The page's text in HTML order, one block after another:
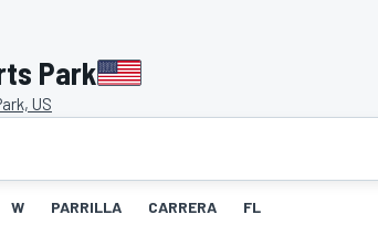
Park
US
W PARRILLA CARRERA FL